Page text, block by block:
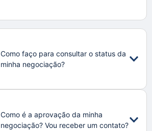
Como faço para consultar o status da
minha negociação?
Como é a aprovação da minha
negociação? Vou receber um contato?